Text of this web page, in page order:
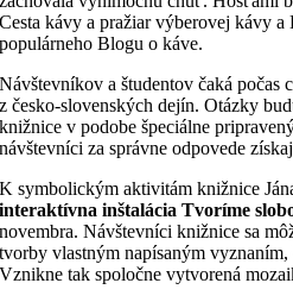
Cesta kávy a pražiar výberovej kávy
populárneho Blogu o káve.
Návštevníkov a študentov čaká počas
z česko-slovenských dejín. Otázky
knižnice v podobe špeciálne
návštevníci za správne odpovede
K symbolickým aktivitám knižnice
interaktívna inštalácia Tvoríme
novembra. Návštevníci knižnice sa
tvorby vlastným napísaným vyznaním,
Vznikne tak spoločne vytvorená